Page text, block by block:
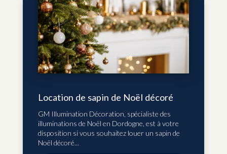
Location de sapin de Noël décoré
GM Illumination Décoration, spécialiste des
illuminations de Noël en Dordogne, est à votre
disposition si vous souhaitez louer un sapin de
Noël décoré...